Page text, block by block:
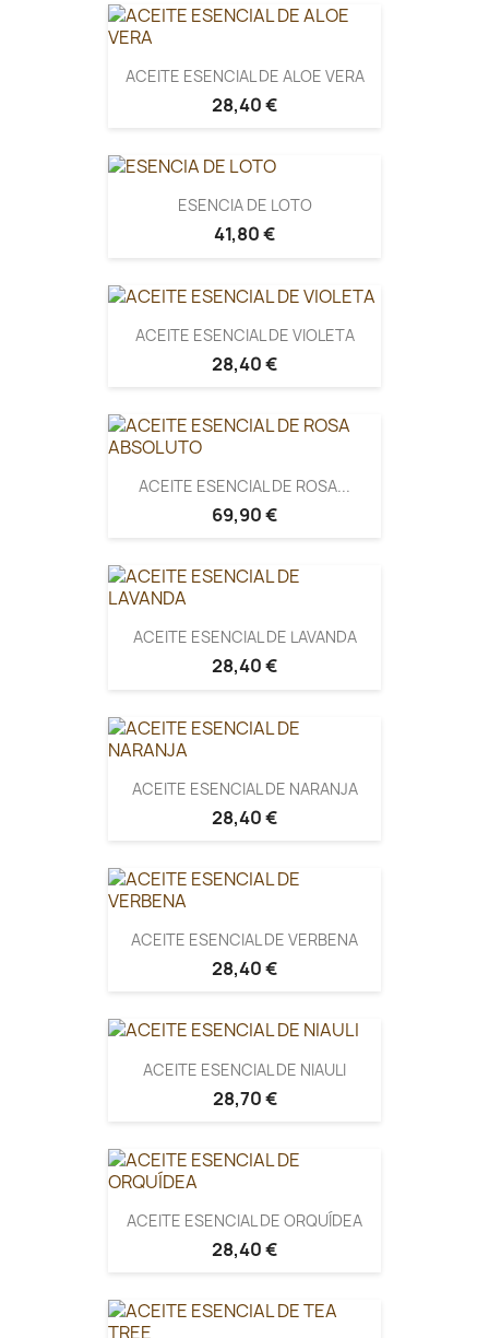
ACEITE ESENCIAL DE ALOE VERA
28,40 €
ESENCIA DE LOTO
41,80 €
ACEITE ESENCIAL DE VIOLETA
28,40 €
ACEITE ESENCIAL DE ROSA...
69,90 €
ACEITE ESENCIAL DE LAVANDA
28,40 €
ACEITE ESENCIAL DE NARANJA
28,40 €
ACEITE ESENCIAL DE VERBENA
28,40 €
ACEITE ESENCIAL DE NIAULI
28,70 €
ACEITE ESENCIAL DE ORQUÍDEA
28,40 €